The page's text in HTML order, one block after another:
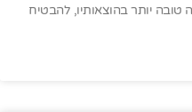
יותר בהוצאותיו, להבטיח